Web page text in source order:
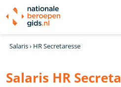
Salaris› HR Secretaresse
Salaris HR